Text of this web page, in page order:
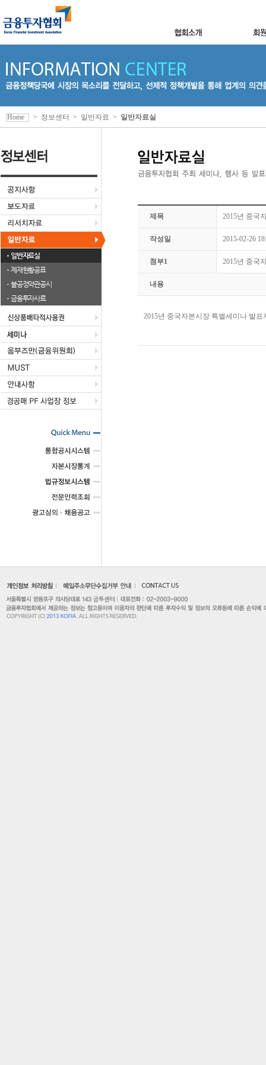
일반자료실
제재현황공표
불공정약관공시
금융투자사료
Home > 정보센터 > 일반자료 > 일반자료실
제목 2015년 중국
작성일 2015-02-26
첨부1 2015년 중국
내용
2015년 중국자본시장 특별세미나 발